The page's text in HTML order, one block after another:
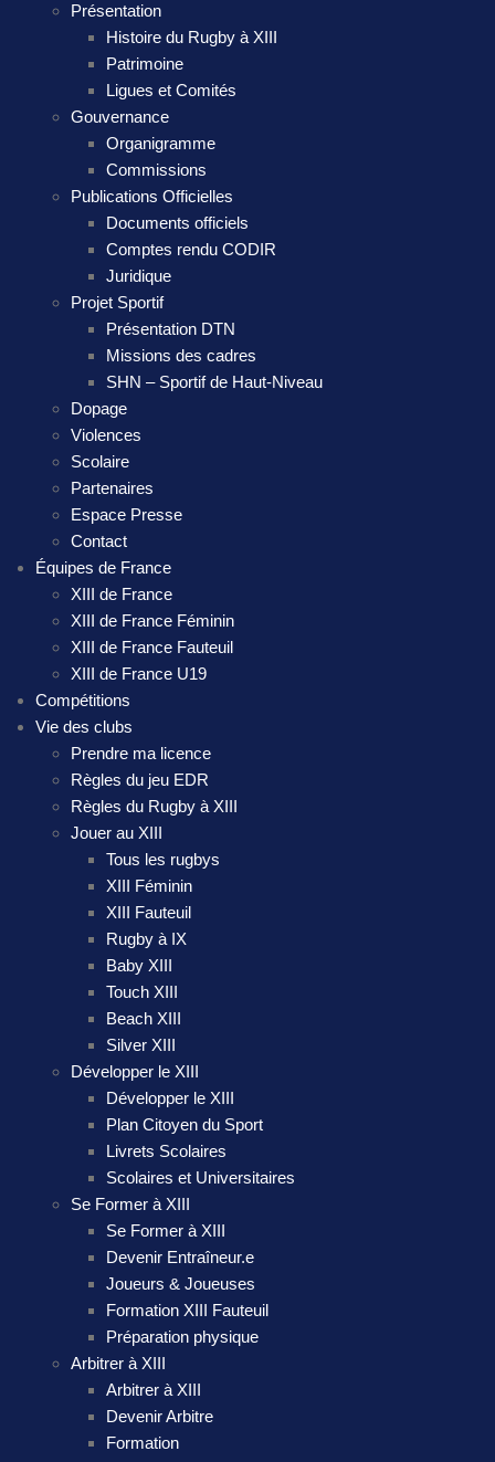
Présentation
Histoire du Rugby à XIII
Patrimoine
Ligues et Comités
Gouvernance
Organigramme
Commissions
Publications Officielles
Documents officiels
Comptes rendu CODIR
Juridique
Projet Sportif
Présentation DTN
Missions des cadres
SHN – Sportif de Haut-Niveau
Dopage
Violences
Scolaire
Partenaires
Espace Presse
Contact
Équipes de France
XIII de France
XIII de France Féminin
XIII de France Fauteuil
XIII de France U19
Compétitions
Vie des clubs
Prendre ma licence
Règles du jeu EDR
Règles du Rugby à XIII
Jouer au XIII
Tous les rugbys
XIII Féminin
XIII Fauteuil
Rugby à IX
Baby XIII
Touch XIII
Beach XIII
Silver XIII
Développer le XIII
Développer le XIII
Plan Citoyen du Sport
Livrets Scolaires
Scolaires et Universitaires
Se Former à XIII
Se Former à XIII
Devenir Entraîneur.e
Joueurs & Joueuses
Formation XIII Fauteuil
Préparation physique
Arbitrer à XIII
Arbitrer à XIII
Devenir Arbitre
Formation